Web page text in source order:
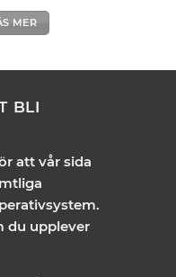
MER
BLI
att vår sida
du upplever